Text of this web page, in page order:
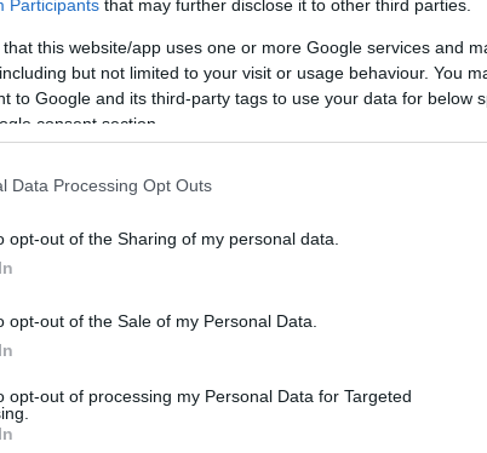
Participants that may further disclose it to other third parties.
that this website/app uses one or more Google services and
but not limited to your visit or usage behaviour. You
to Google and its third-party tags to use your data for below
consent section.
Data Processing Opt Outs
opt-out of the Sharing of my personal data.
opt-out of the Sale of my Personal Data.
opt-out of processing my Personal Data for Targeted
(MTI Fotó: Kovács Tamás)
a Cézanne-tárlatról nemcsak
elismerően szólnak, egyebek mellett aWall
a Neue Zürcher Zeitung
a bemutatott remekművek nagy számát,
brüsszeli, bécsi és londoni reklámkampány is
egyharmada külföldről érkezett –